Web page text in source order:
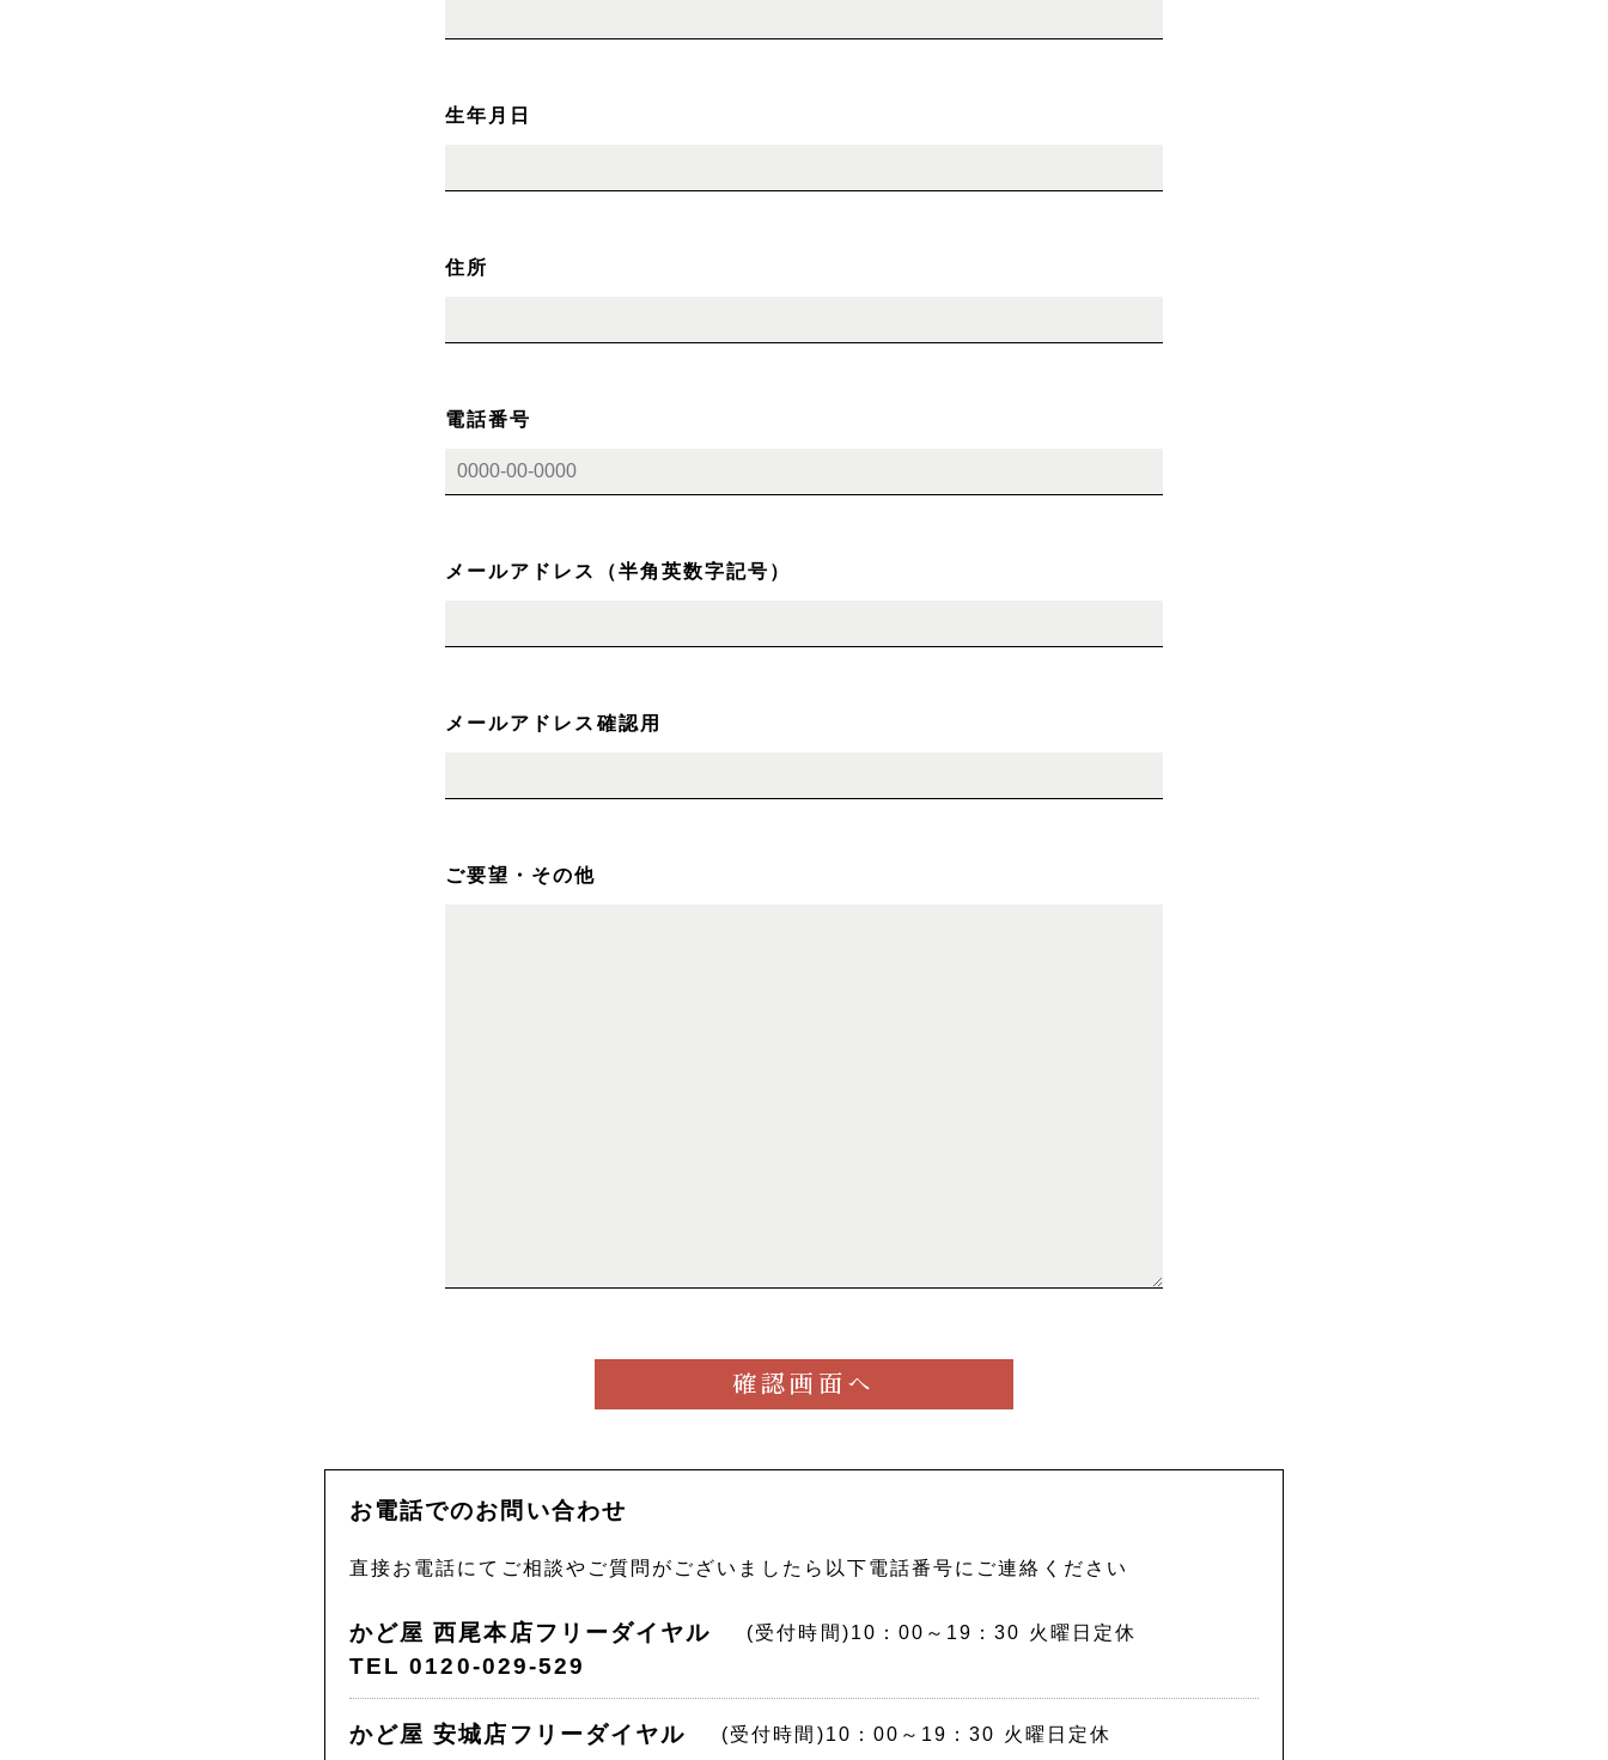
生年月日
住所
電話番号
メールアドレス（半角英数字記号）
メールアドレス確認用
ご要望・その他
お電話でのお問い合わせ
直接お電話にてご相談やご質問がございましたら以下電話番号にご連絡ください
かど屋 西尾本店フリーダイヤル
TEL 0120-029-529
(受付時間)10：00～19：30 火曜日定休
かど屋 安城店フリーダイヤル
(受付時間)10：00～19：30 火曜日定休